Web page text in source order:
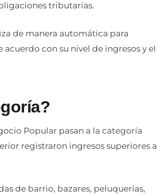
tributarias.
de manera automática para
con su nivel de ingresos y el
Popular pasan a la categoría
registraron ingresos superiores a
de barrio, bazares, peluquerías,